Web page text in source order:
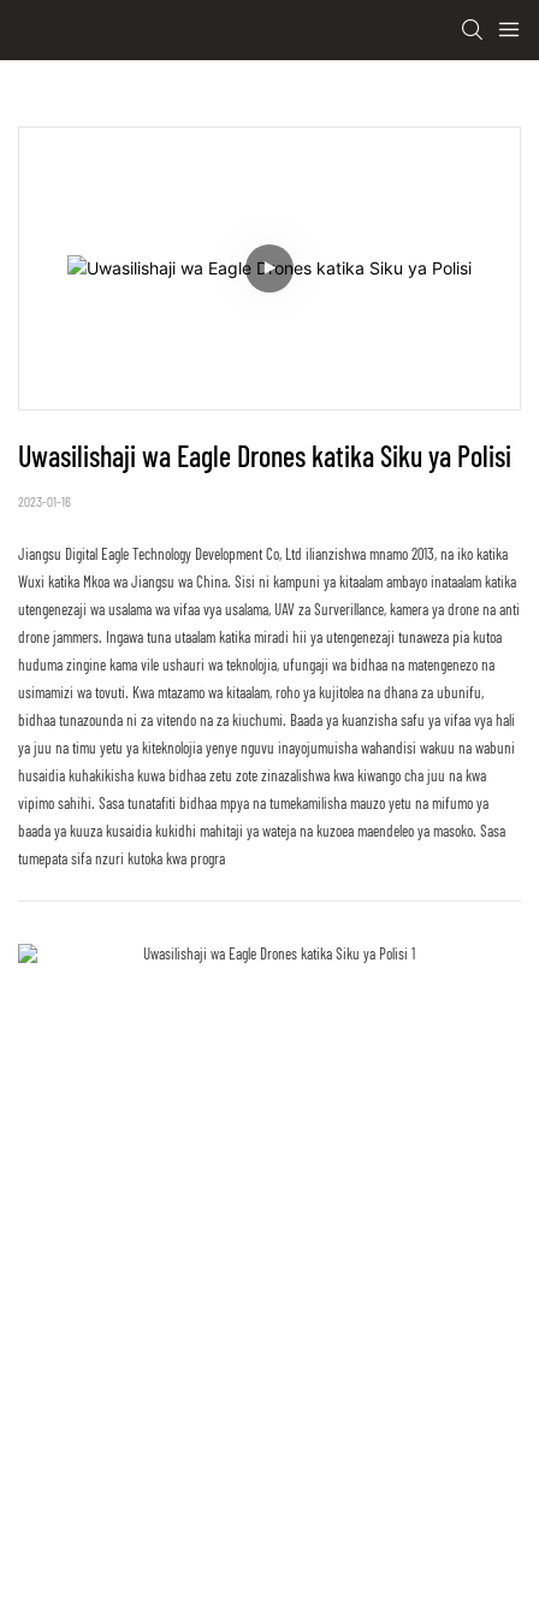
Uwasilishaji wa Eagle Drones katika Siku ya Polisi
2023-01-16
Jiangsu Digital Eagle Technology Development Co, Ltd ilianzishwa mnamo 2013, na iko katika
Wuxi katika Mkoa wa Jiangsu wa China. Sisi ni kampuni ya kitaalam ambayo inataalam katika
utengenezaji wa usalama wa vifaa vya usalama, UAV za Surverillance, kamera ya drone na anti
drone jammers. Ingawa tuna utaalam katika miradi hii ya utengenezaji tunaweza pia kutoa
huduma zingine kama vile ushauri wa teknolojia, ufungaji wa bidhaa na matengenezo na
usimamizi wa tovuti. Kwa mtazamo wa kitaalam, roho ya kujitolea na dhana za ubunifu,
bidhaa tunazounda ni za vitendo na za kiuchumi. Baada ya kuanzisha safu ya vifaa vya hali
ya juu na timu yetu ya kiteknolojia yenye nguvu inayojumuisha wahandisi wakuu na wabuni
husaidia kuhakikisha kuwa bidhaa zetu zote zinazalishwa kwa kiwango cha juu na kwa
vipimo sahihi. Sasa tunatafiti bidhaa mpya na tumekamilisha mauzo yetu na mifumo ya
baada ya kuuza kusaidia kukidhi mahitaji ya wateja na kuzoea maendeleo ya masoko. Sasa
tumepata sifa nzuri kutoka kwa progra